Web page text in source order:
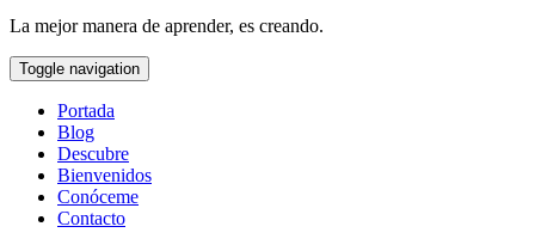
La mejor manera de aprender, es creando.
Toggle navigation
Portada
Blog
Descubre
Bienvenidos
Conóceme
Contacto